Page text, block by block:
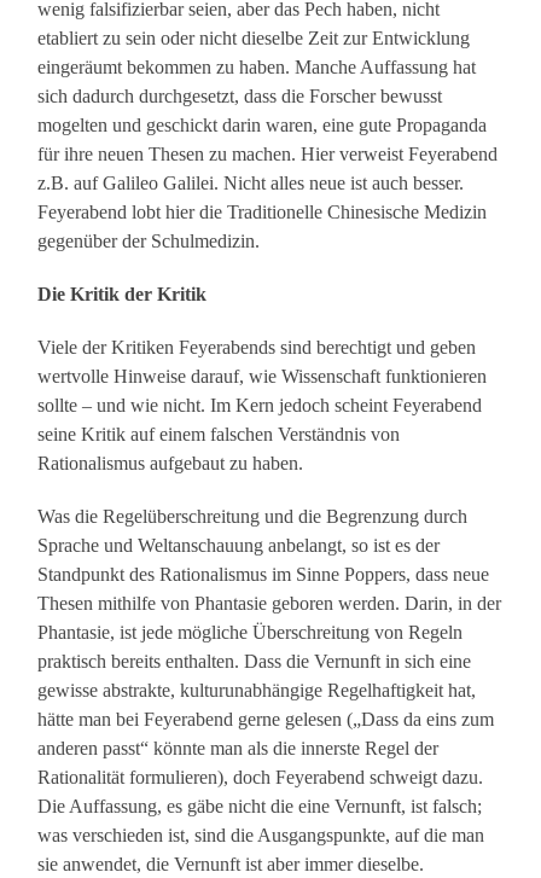
wenig falsifizierbar seien, aber das Pech haben, nicht
etabliert zu sein oder nicht dieselbe Zeit zur Entwicklung
eingeräumt bekommen zu haben. Manche Auffassung hat
sich dadurch durchgesetzt, dass die Forscher bewusst
mogelten und geschickt darin waren, eine gute Propaganda
für ihre neuen Thesen zu machen. Hier verweist Feyerabend
z.B. auf Galileo Galilei. Nicht alles neue ist auch besser.
Feyerabend lobt hier die Traditionelle Chinesische Medizin
gegenüber der Schulmedizin.
Die Kritik der Kritik
Viele der Kritiken Feyerabends sind berechtigt und geben
wertvolle Hinweise darauf, wie Wissenschaft funktionieren
sollte – und wie nicht. Im Kern jedoch scheint Feyerabend
seine Kritik auf einem falschen Verständnis von
Rationalismus aufgebaut zu haben.
Was die Regelüberschreitung und die Begrenzung durch
Sprache und Weltanschauung anbelangt, so ist es der
Standpunkt des Rationalismus im Sinne Poppers, dass neue
Thesen mithilfe von Phantasie geboren werden. Darin, in der
Phantasie, ist jede mögliche Überschreitung von Regeln
praktisch bereits enthalten. Dass die Vernunft in sich eine
gewisse abstrakte, kulturunabhängige Regelhaftigkeit hat,
hätte man bei Feyerabend gerne gelesen („Dass da eins zum
anderen passt“ könnte man als die innerste Regel der
Rationalität formulieren), doch Feyerabend schweigt dazu.
Die Auffassung, es gäbe nicht die eine Vernunft, ist falsch;
was verschieden ist, sind die Ausgangspunkte, auf die man
sie anwendet, die Vernunft ist aber immer dieselbe.